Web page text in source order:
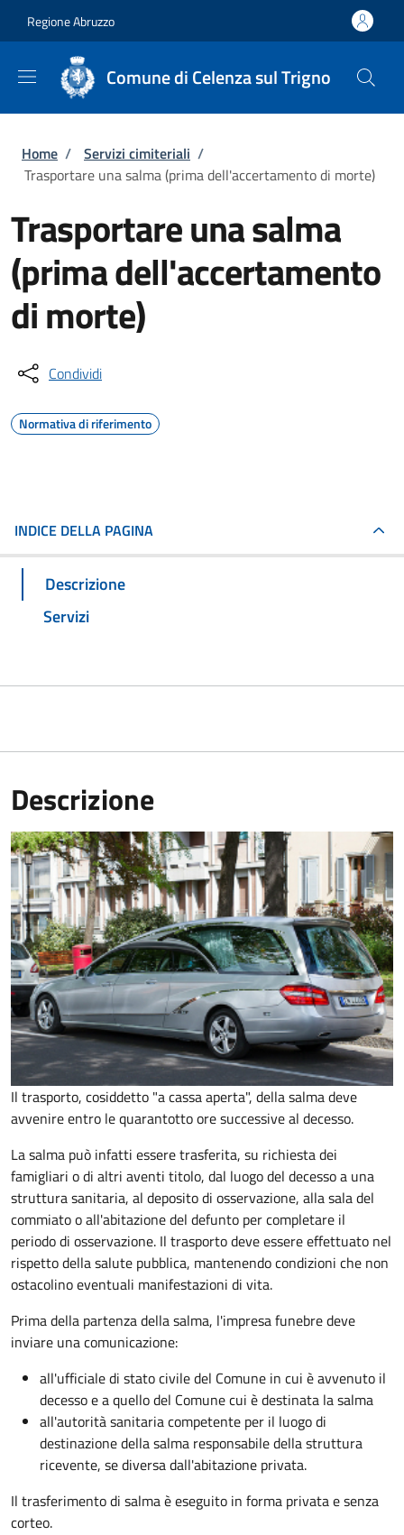
Regione Abruzzo
Comune di Celenza sul Trigno
Briciole di pane
Home / Servizi cimiteriali /
Trasportare una salma (prima dell'accertamento di morte)
Trasportare una salma
(prima dell'accertamento
di morte)
Condividi
Normativa di riferimento
INDICE DELLA PAGINA
Descrizione
Servizi
Descrizione
Il trasporto, cosiddetto "a cassa aperta", della salma deve
avvenire entro le quarantotto ore successive al decesso.
La salma può infatti essere trasferita, su richiesta dei
famigliari o di altri aventi titolo, dal luogo del decesso a una
struttura sanitaria, al deposito di osservazione, alla sala del
commiato o all'abitazione del defunto percompletare il
periodo di osservazione. Il trasporto deve essere effettuato nel
rispetto della salute pubblica, mantenendo condizioni che non
ostacolino eventuali manifestazioni di vita.
Prima della partenza della salma, l'impresa funebre deve
inviare una comunicazione:
all'ufficiale di stato civile del Comune in cui è avvenuto il
decesso e a quello del Comune cui è destinata la salma
all'autorità sanitaria competente per il luogo di
destinazione della salma responsabile della struttura
ricevente, se diversa dall'abitazione privata.
Il trasferimento di salma è eseguito in forma privata e senza
corteo.